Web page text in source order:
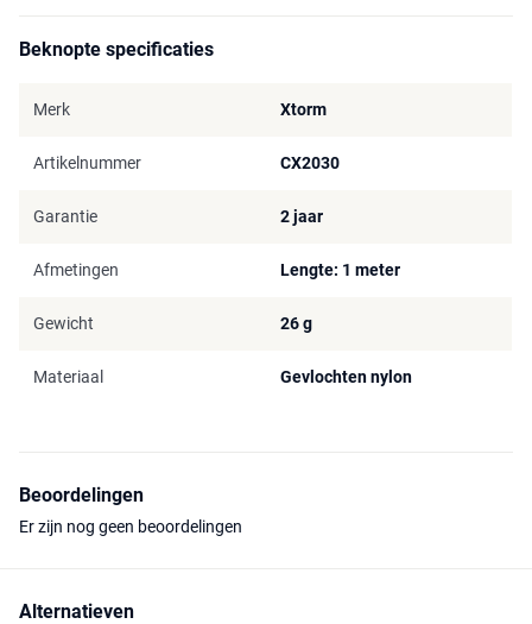
Beknopte specificaties
Merk Xtorm
Artikelnummer CX2030
Garantie 2 jaar
Afmetingen Lengte: 1 meter
Gewicht 26 g
Materiaal Gevlochten nylon
Beoordelingen
Er zijn nog geen beoordelingen
Alternatieven